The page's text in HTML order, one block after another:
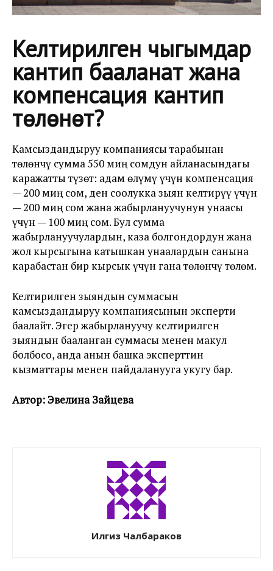
Келтирилген чыгымдар
кантип бааланат жана
компенсация кантип
төлөнөт?
Камсыздандыруу компаниясы тарабынан
төлөнчү сумма 550 миң сомдун айланасындагы
каражатты түзөт: адам өлүмү үчүн компенсация
— 200 миң сом, ден соолукка зыян келтирүү үчүн
— 200 миң сом жана жабырлануучунун унаасы
үчүн — 100 миң сом. Бул сумма
жабырлануучулардын, каза болгондордун жана
жол кырсыгына катышкан унаалардын санына
карабастан бир кырсык үчүн гана төлөнчү төлөм.
Келтирилген зыяндын суммасын
камсыздандыруу компаниясынын эксперти
баалайт. Эгер жабырлануучу келтирилген
зыяндын бааланган суммасы менен макул
болбосо, анда анын башка эксперттин
кызматтары менен пайдаланууга укугу бар.
Автор: Эвелина Зайцева
Илгиз Чалбараков